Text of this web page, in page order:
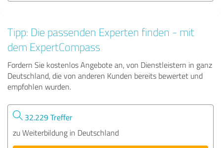
Tipp: Die passenden Experten finden - mit
dem ExpertCompass
Fordern Sie kostenlos Angebote an, von Dienstleistern in ganz
Deutschland, die von anderen Kunden bereits bewertet und
empfohlen wurden.
32.229 Treffer
zu Weiterbildung in Deutschland